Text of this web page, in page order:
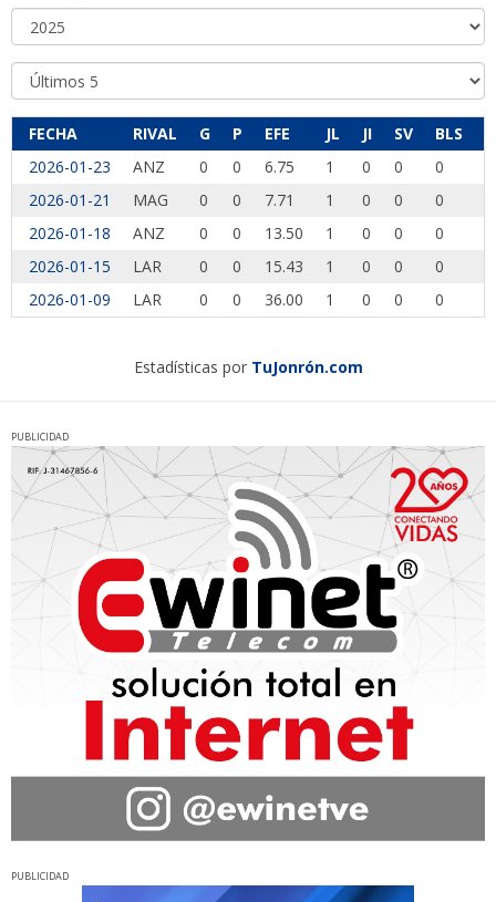
FECHA RIVAL G P EFE JL JI SV BLS
2026-01-23
ANZ 0 0 6.75 1 0 0 0
2026-01-21
MAG 0 0 7.71 1 0 0 0
2026-01-18
ANZ 0 0 13.50 1 0 0 0
2026-01-15
LAR 0 0 15.43 1 0 0 0
2026-01-09
LAR 0 0 36.00 1 0 0 0
Estadísticas por TuJonrón.com
PUBLICIDAD
PUBLICIDAD